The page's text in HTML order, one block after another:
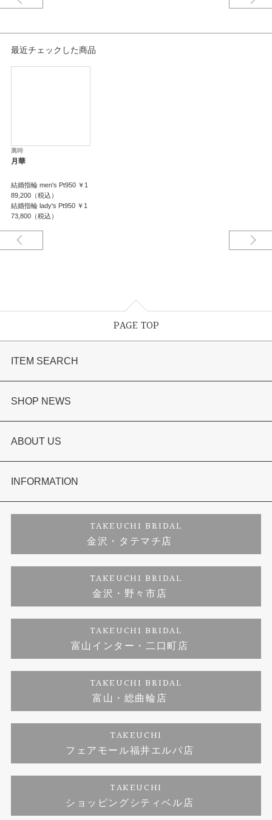
太陽の様に強い光でなく、月の様な柔らかな光を表現していますので、月の
気の結婚指輪です。
最近チェックした商品
萬時
月華
結婚指輪 men's Pt950 ￥1
89,200（税込）
結婚指輪 lady's Pt950 ￥1
73,800（税込）
PAGE TOP
ITEM SEARCH
婚約指輪
結婚指輪
セットリング
婚約ネックレス
ダイヤモンド
ジュエリーリフォーム
SHOP NEWS
選ばれる理由まとめ
お客様の声
プロポーズサポート
ブランドリスト
福井指輪工房｜手作りペアリング
福井指輪工房｜手作り結婚指輪 and 婚約指輪
福井工房｜手作り婚約指輪プロポーズプラン
ABOUT US
会社概要
お客様の声
INFORMATION
プライバシーポリシー
TAKEUCHI BRIDAL
金沢・タテマチ店
TAKEUCHI BRIDAL
金沢・野々市店
TAKEUCHI BRIDAL
富山インター・二口町店
TAKEUCHI BRIDAL
富山・総曲輪店
TAKEUCHI
フェアモール福井エルパ店
TAKEUCHI
ショッピングシティベル店